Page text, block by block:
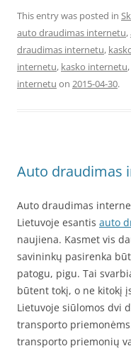
This entry was posted in
auto draudimas internetu,
draudimas internetu,
internetu, kasko internetu,
internetu on 2015-04-30.
Auto draudimas
Auto draudimas
Lietuvoje esantis auto
naujiena. Kasmet vis
savininkų pasirenka
patogu, pigu. Tai
būtent tokį, o ne kitokį
Lietuvoje siūlomos dvi
transporto
transporto priemonių